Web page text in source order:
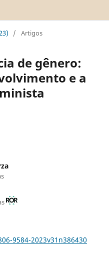
/ Artigos
de gênero:
e a
9584-2023v31n386430